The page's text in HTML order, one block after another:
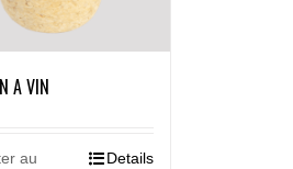
A VIN
au
Details